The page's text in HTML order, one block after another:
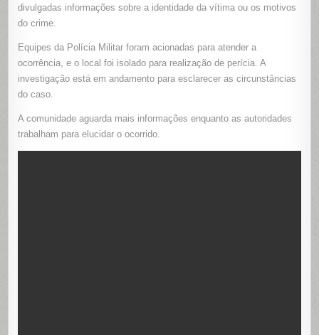
AVENIDA
divulgadas informações sobre a identidade da vítima ou os motivos
do crime.
Equipes da Polícia Militar foram acionadas para atender a
ocorrência, e o local foi isolado para realização de perícia. A
investigação está em andamento para esclarecer as circunstâncias
do caso.
A comunidade aguarda mais informações enquanto as autoridades
trabalham para elucidar o ocorrido.